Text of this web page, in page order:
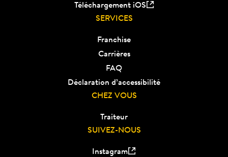
Téléchargement iOS
SERVICES
Franchise
Carrières
FAQ
Déclaration d’accessibilité
CHEZ VOUS
Traiteur
SUIVEZ-NOUS
Instagram